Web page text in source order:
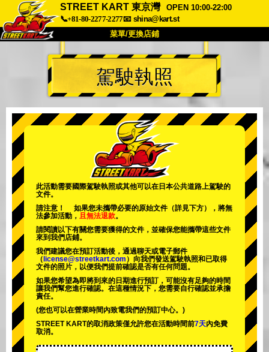
STREET KART 東京灣
OPEN 10:00-22:00
📞+81-80-2277-2277📧 shina@kart.st
菜單/更換店鋪
首頁
關於我們 規格 價格
公司 預訂
更換店鋪
東京 秋葉原 #2 東京 澀谷
東京 澀谷分店
東京 淺草
沖繩
駕駛執照
此活動需要國際駕駛執照或其他可以在日本公共道路上駕駛的
文件。
請注意！ 如果您未攜帶必要的原始文件（詳見下方），將無
法參加活動， 且無法退款。
請閱讀以下有關您需要獲得的文件，並確保您能攜帶這些文件
來到我們店鋪。
我們建議您在預訂活動後，通過聊天或電子郵件
（ license@streetkart.com ）向我們發送駕駛執照和已取得
文件的照片，以便我們提前確認是否有任何問題。
如果您希望為即將到來的日期進行預訂，可能沒有足夠的時間
讓我們幫您進行確認。在這種情況下，您需要自行確認並承擔
責任。
(您也可以在營業時間內致電我們的預訂中心。)
STREET KART的取消政策僅允許您在活動時間前7天內免費
取消。